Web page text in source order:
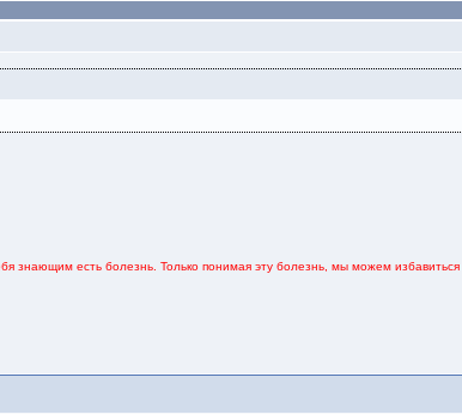
знающим есть болезнь. Только понимая эту болезнь, мы можем избавиться